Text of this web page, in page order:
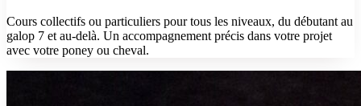
Cours collectifs ou particuliers pour tous les niveaux, du débutant au
galop 7 et au-delà. Un accompagnement précis dans votre projet
avec votre poney ou cheval.